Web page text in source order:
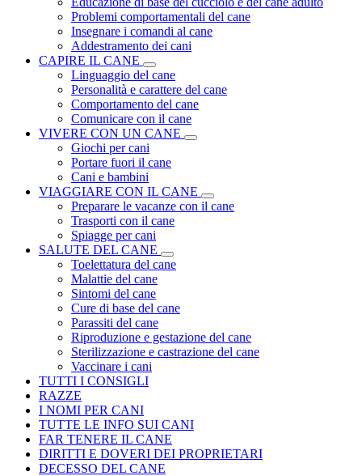
Problemi comportamentali del cane
Insegnare i comandi al cane
Addestramento dei cani
CAPIRE IL CANE
Linguaggio del cane
Personalità e carattere del cane
Comportamento del cane
Comunicare con il cane
VIVERE CON UN CANE
Giochi per cani
Portare fuori il cane
Cani e bambini
VIAGGIARE CON IL CANE
Preparare le vacanze con il cane
Trasporti con il cane
Spiagge per cani
SALUTE DEL CANE
Toelettatura del cane
Malattie del cane
Sintomi del cane
Cure di base del cane
Parassiti del cane
Riproduzione e gestazione del cane
Sterilizzazione e castrazione del cane
Vaccinare i cani
TUTTI I CONSIGLI
RAZZE
I NOMI PER CANI
TUTTE LE INFO SUI CANI
FAR TENERE IL CANE
DIRITTI E DOVERI DEI PROPRIETARI
DECESSO DEL CANE